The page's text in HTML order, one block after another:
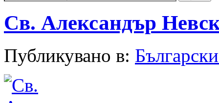
Св. Александър
Публикувано в: